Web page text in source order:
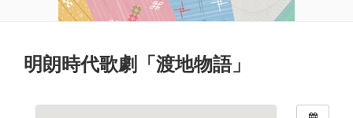
明朗時代歌劇「渡地物語」